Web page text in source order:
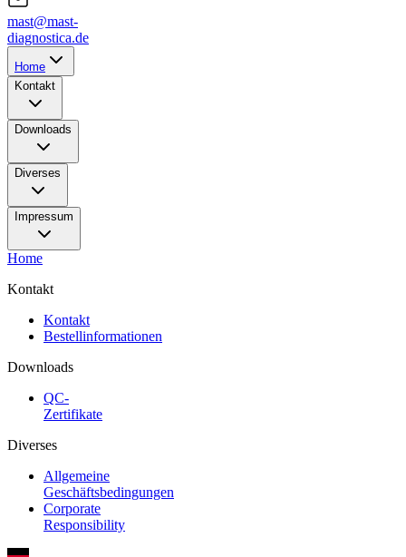
mast@mast-
diagnostica.de
Home
Kontakt
Downloads
Diverses
Impressum
Home
Kontakt
Kontakt
Bestellinformationen
Downloads
QC-
Zertifikate
Diverses
Allgemeine
Geschäftsbedingungen
Corporate
Responsibility